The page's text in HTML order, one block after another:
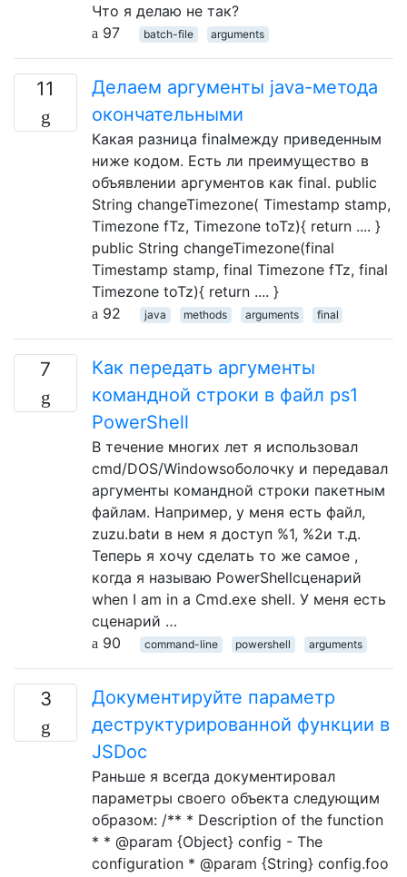
Что я делаю не так?
97
batch-file arguments
11
Делаем аргументы java-метода
окончательными
Какая разница finalмежду приведенным
ниже кодом. Есть ли преимущество в
объявлении аргументов как final. public
String changeTimezone( Timestamp stamp,
Timezone fTz, Timezone toTz){ return .... }
public String changeTimezone(final
Timestamp stamp, final Timezone fTz, final
Timezone toTz){ return .... }
92
java methods arguments final
7
Как передать аргументы
командной строки в файл ps1
PowerShell
В течение многих лет я использовал
cmd/DOS/Windowsоболочку и передавал
аргументы командной строки пакетным
файлам. Например, у меня есть файл,
zuzu.batи в нем я доступ %1, %2и т.д.
Теперь я хочу сделать то же самое ,
когда я называю PowerShellсценарий
when I am in a Cmd.exe shell. У меня есть
сценарий …
90
command-line powershell arguments
3
Документируйте параметр
деструктурированной функции в
JSDoc
Раньше я всегда документировал
параметры своего объекта следующим
образом: /** * Description of the function
* * @param {Object} config - The
configuration * @param {String} config.foo